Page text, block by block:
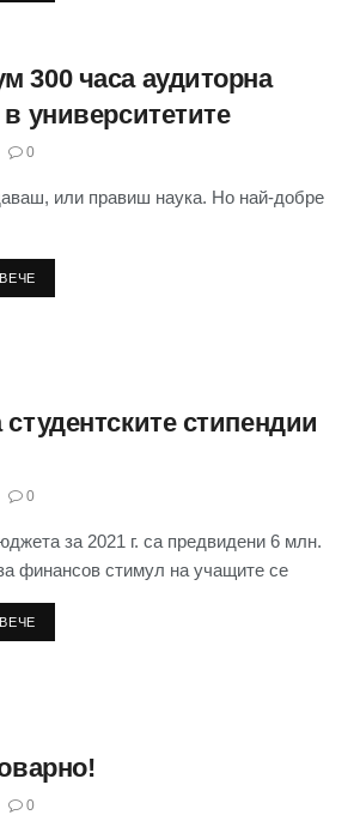
300 часа аудиторна
в университетите
0
или правиш наука. Но най-добре
стипендии
0
за 2021 г. са предвидени 6 млн.
финансов стимул на учащите се
0